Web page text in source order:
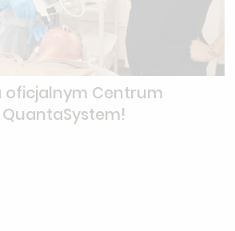
oficjalnym Centrum